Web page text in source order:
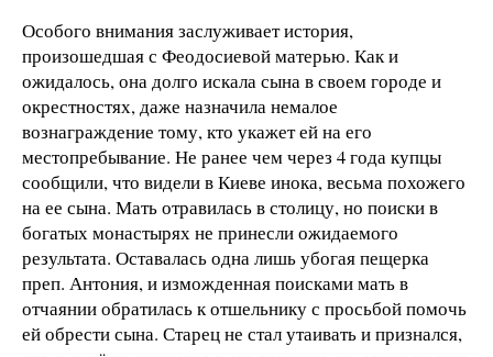
Особого внимания заслуживает история,
произошедшая с Феодосиевой матерью. Как и
ожидалось, она долго искала сына в своем городе и
окрестностях, даже назначила немалое
вознаграждение тому, кто укажет ей на его
местопребывание. Не ранее чем через 4 года купцы
сообщили, что видели в Киеве инока, весьма похожего
на ее сына. Мать отравилась в столицу, но поиски в
богатых монастырях не принесли ожидаемого
результата. Оставалась одна лишь убогая пещерка
преп. Антония, и изможденная поисками мать в
отчаянии обратилась к отшельнику с просьбой помочь
ей обрести сына. Старец не стал утаивать и признался,